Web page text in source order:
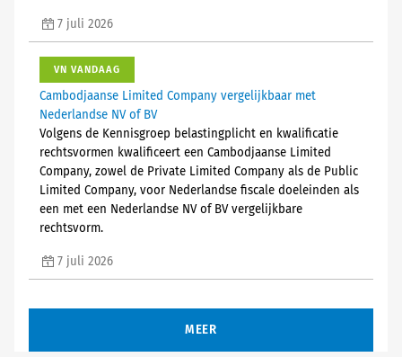
7 juli 2026
VN VANDAAG
Cambodjaanse Limited Company vergelijkbaar met
Nederlandse NV of BV
Volgens de Kennisgroep belastingplicht en kwalificatie
rechtsvormen kwalificeert een Cambodjaanse Limited
Company, zowel de Private Limited Company als de Public
Limited Company, voor Nederlandse fiscale doeleinden als
een met een Nederlandse NV of BV vergelijkbare
rechtsvorm.
7 juli 2026
MEER